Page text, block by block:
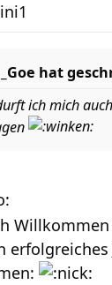
hat
ich mich
erfolgreiches